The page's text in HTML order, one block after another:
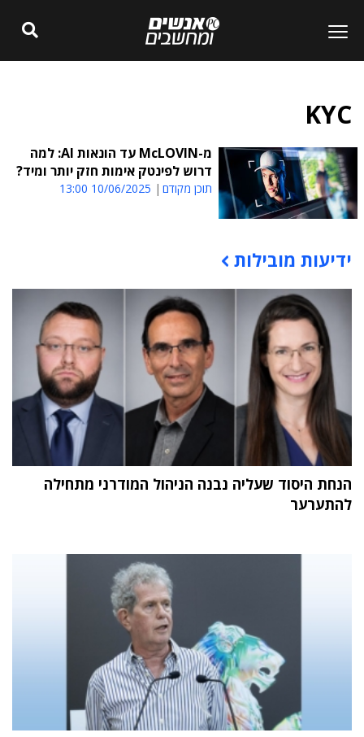
KYC
מ-McLOVIN עד הונאות AI: למה
דרוש לפינטק אימות חזק יותר ומיד?
תוכן מקודם 10/06/2025 13:00
תוכן פרסומי
ידיעות מובילות
הנחת היסוד שעליה נבנה הניהול המודרני מתחילה
להתערער